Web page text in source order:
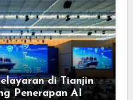
di Tianjin
Penerapan AI